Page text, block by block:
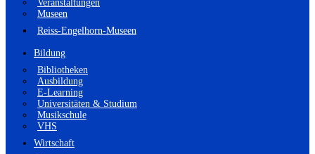
Veranstaltungen
Museen
Reiss-Engelhorn-Museen
Bildung
Bibliotheken
Ausbildung
E-Learning
Universitäten & Studium
Musikschule
VHS
Wirtschaft